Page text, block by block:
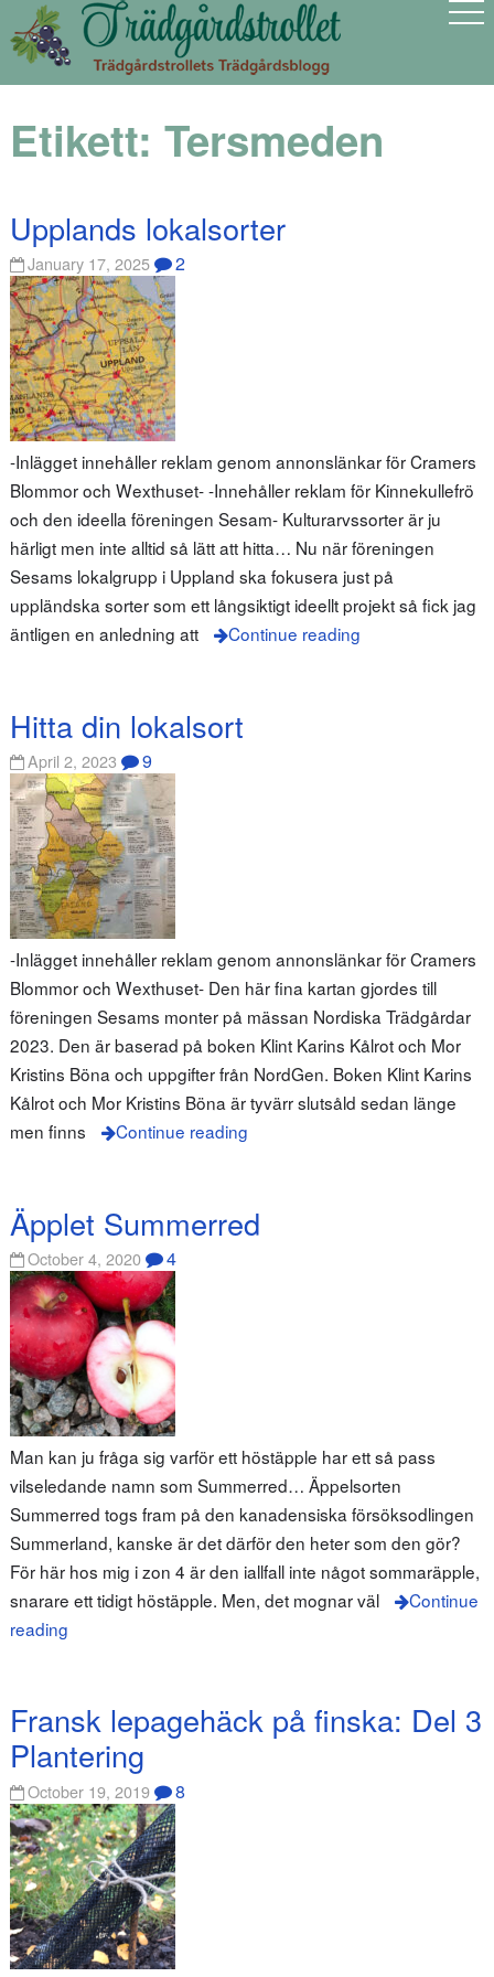
Etikett: Tersmeden
Upplands lokalsorter
January 17, 2025 2
-Inlägget innehåller reklam genom annonslänkar för Cramers
Blommor och Wexthuset- -Innehåller reklam för Kinnekullefrö
och den ideella föreningen Sesam- Kulturarvssorter är ju
härligt men inte alltid så lätt att hitta… Nu när föreningen
Sesams lokalgrupp i Uppland ska fokusera just på
uppländska sorter som ett långsiktigt ideellt projekt så fick jag
äntligen en anledning att
Continue reading
Hitta din lokalsort
April 2, 2023 9
-Inlägget innehåller reklam genom annonslänkar för Cramers
Blommor och Wexthuset- Den här fina kartan gjordes till
föreningen Sesams monter på mässan Nordiska Trädgårdar
2023. Den är baserad på boken Klint Karins Kålrot och Mor
Kristins Böna och uppgifter från NordGen. Boken Klint Karins
Kålrot och Mor Kristins Böna är tyvärr slutsåld sedan länge
men finns
Continue reading
Äpplet Summerred
October 4, 2020 4
Man kan ju fråga sig varför ett höstäpple har ett så pass
vilseledande namn som Summerred… Äppelsorten
Summerred togs fram på den kanadensiska försöksodlingen
Summerland, kanske är det därför den heter som den gör?
För här hos mig i zon 4 är den iallfall inte något sommaräpple,
snarare ett tidigt höstäpple. Men, det mognar väl
Continue
reading
Fransk lepagehäck på finska: Del 3
Plantering
October 19, 2019 8